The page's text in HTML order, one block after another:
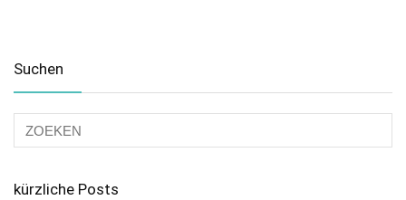
Suchen
kürzliche Posts